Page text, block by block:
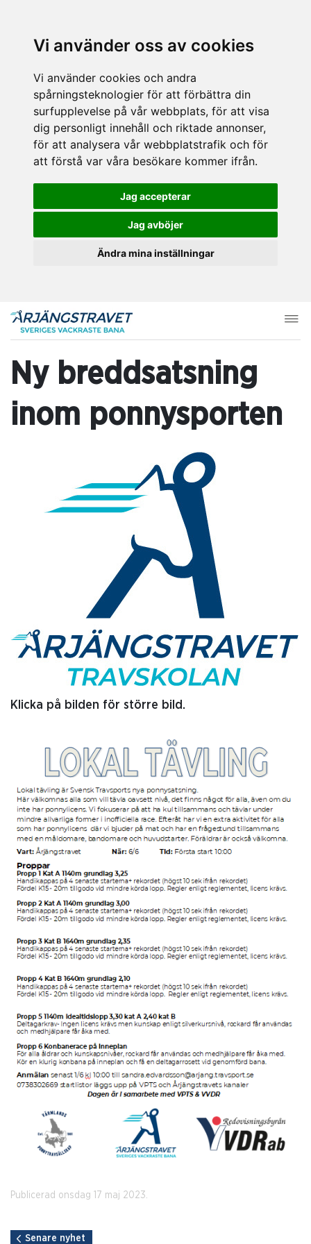
Vi använder oss av cookies
Vi använder cookies och andra
spårningsteknologier för att förbättra din
surfupplevelse på vår webbplats, för att visa
dig personligt innehåll och riktade annonser,
för att analysera vår webbplatstrafik och för
att förstå var våra besökare kommer ifrån.
Jag accepterar
Jag avböjer
Ändra mina inställningar
Ny breddsatsning
inom ponnysporten
Klicka på bilden för större bild.
Publicerad onsdag 17 maj 2023.
Senare nyhet